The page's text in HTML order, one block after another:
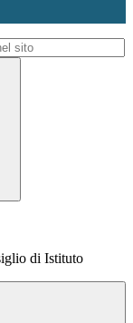
di Istituto